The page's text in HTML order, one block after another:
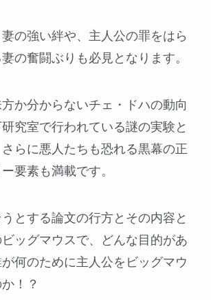
の強い絆や、主人公の罪をはら
の奮闘ぶりも必見となります。
か分からないチェ・ドハの動向
究室で行われている謎の実験と
らに悪人たちも恐れる黒幕の正
要素も満載です。
とする論文の行方とその内容と
ッグマウスで、どんな目的があ
何のために主人公をビッグマウ
！？